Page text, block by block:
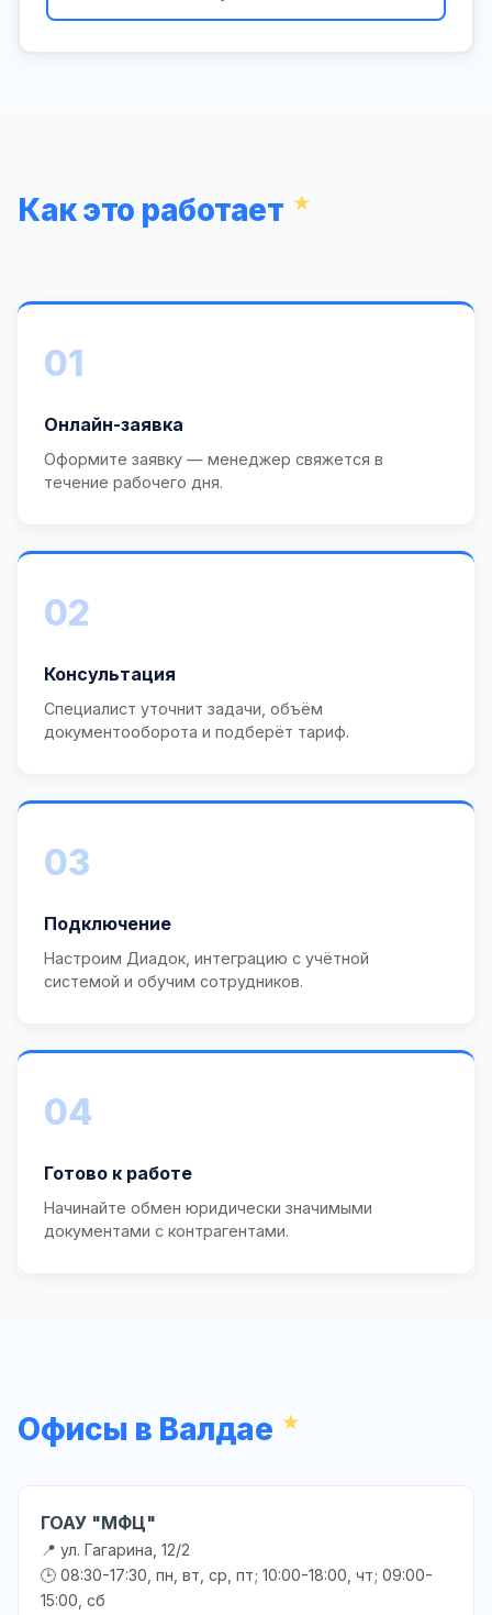
Как это работает
01
Онлайн-заявка
Оформите заявку — менеджер свяжется в
течение рабочего дня.
02
Консультация
Специалист уточнит задачи, объём
документооборота и подберёт тариф.
03
Подключение
Настроим Диадок, интеграцию с учётной
системой и обучим сотрудников.
04
Готово к работе
Начинайте обмен юридически значимыми
документами с контрагентами.
Офисы в Валдае
ГОАУ "МФЦ"
📍 ул. Гагарина, 12/2
🕒 08:30-17:30, пн, вт, ср, пт; 10:00-18:00, чт; 09:00-
15:00, сб